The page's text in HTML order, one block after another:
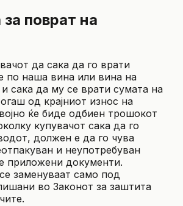
поврат на
да сака да го врати
по наша вина или вина на
сака да му се врати сумата на
од крајниот износ на
ќе биде одбиен трошокот
купувачот сака да го
должен е да го чува
и неупотребуван
приложени документи.
заменуваат само под
во Законот за заштита